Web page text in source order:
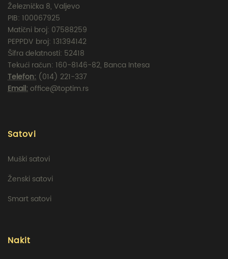
Železnička 8, Valjevo
PIB: 100067925
Matični broj: 07588259
PEPPDV broj: 131394142
Šifra delatnosti: 52418
Tekući račun: 160-8146-82, Banca Intesa
Telefon: (014) 221-337
Email:office@toptim.rs
Satovi
Muški satovi
Ženski satovi
Smart satovi
Nakit